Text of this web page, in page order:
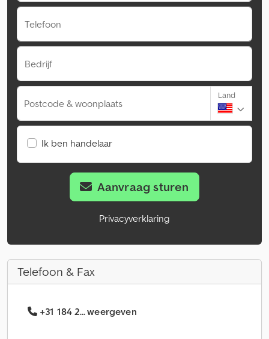
Telefoon
Bedrijf
Postcode & woonplaats
Land
Ik ben handelaar
Aanvraag sturen
Privacyverklaring
Telefoon & Fax
+31 184 2... weergeven